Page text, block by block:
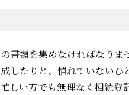
書類を集めなければなりま
たりと、慣れていないひ
い方でも無理なく相続登